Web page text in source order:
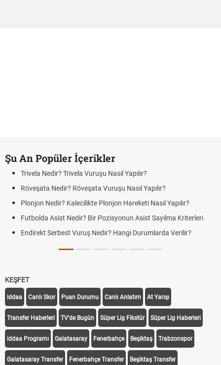
Şu An Popüler İçerikler
Trivela Nedir? Trivela Vuruşu Nasıl Yapılır?
Röveşata Nedir? Röveşata Vuruşu Nasıl Yapılır?
Plonjon Nedir? Kalecilikte Plonjon Hareketi Nasıl Yapılır?
Futbolda Asist Nedir? Bir Pozisyonun Asist Sayılma Kriterleri
Endirekt Serbest Vuruş Nedir? Hangi Durumlarda Verilir?
KEŞFET
iddaa Canlı Skor Puan Durumu Canlı Anlatım At Yarışı
Transfer Haberleri TV'de Bugün Süper Lig Fikstür Süper Lig Haberleri
iddaa Programı Galatasaray Fenerbahçe Beşiktaş Trabzonspor
Galatasaray Transfer Fenerbahçe Transfer Beşiktaş Transfer